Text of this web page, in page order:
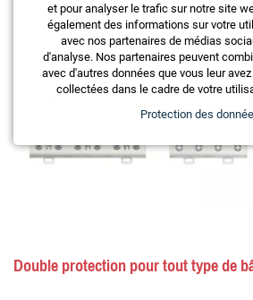
Double protection pour tout type de
et pour analyser le trafic sur notre site
également des informations sur votre
avec nos partenaires de médias
d'analyse. Nos partenaires peuvent
avec d'autres données que vous leur
collectées dans le cadre de votre
Protection des